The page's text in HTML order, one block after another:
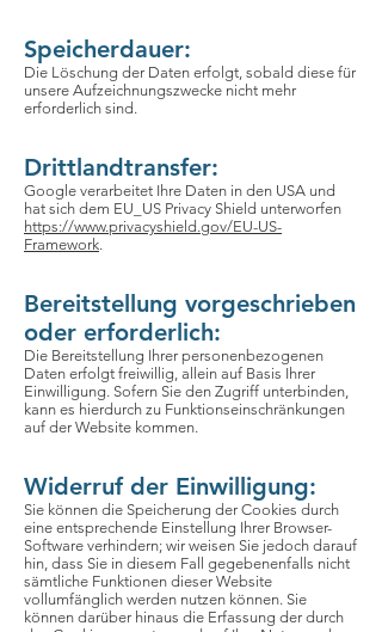
Speicherdauer:
Die Löschung der Daten erfolgt, sobald diese für
unsere Aufzeichnungszwecke nicht mehr
erforderlich sind.
Drittlandtransfer:
Google verarbeitet Ihre Daten in den USA und
hat sich dem EU_US Privacy Shield unterworfen
https://www.privacyshield.gov/EU-US-
Framework.
Bereitstellung vorgeschrieben
oder erforderlich:
Die Bereitstellung Ihrer personenbezogenen
Daten erfolgt freiwillig, allein auf Basis Ihrer
Einwilligung. Sofern Sie den Zugriff unterbinden,
kann es hierdurch zu Funktionseinschränkungen
auf der Website kommen.
Widerruf der Einwilligung:
Sie können die Speicherung der Cookies durch
eine entsprechende Einstellung Ihrer Browser-
Software verhindern; wir weisen Sie jedoch darauf
hin, dass Sie in diesem Fall gegebenenfalls nicht
sämtliche Funktionen dieser Website
vollumfänglich werden nutzen können. Sie
können darüber hinaus die Erfassung der durch